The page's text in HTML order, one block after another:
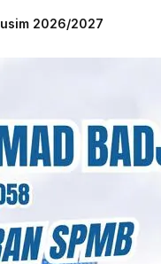
2026/2027